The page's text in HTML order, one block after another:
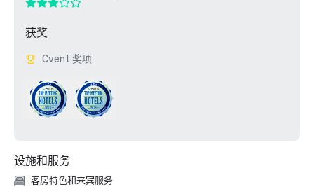
获奖
Cvent 奖项
设施和服务
客房特色和来宾服务